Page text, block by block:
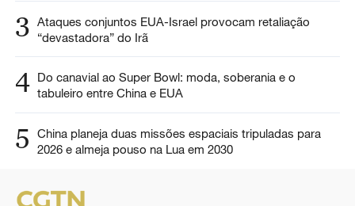
3 Ataques conjuntos EUA-Israel provocam retaliação
“devastadora” do Irã
4 Do canavial ao Super Bowl: moda, soberania e o
tabuleiro entre China e EUA
5
China planeja duas missões espaciais tripuladas para
2026 e almeja pouso na Lua em 2030